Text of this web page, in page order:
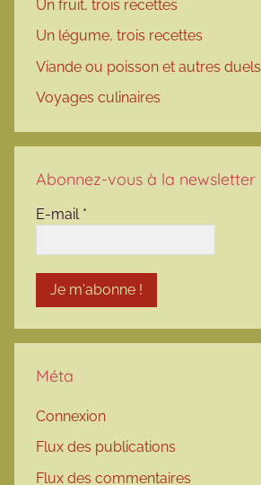
Un fruit, trois recettes
Un légume, trois recettes
Viande ou poisson et autres duels
Voyages culinaires
Abonnez-vous à la newsletter
E-mail *
Méta
Connexion
Flux des publications
Flux des commentaires